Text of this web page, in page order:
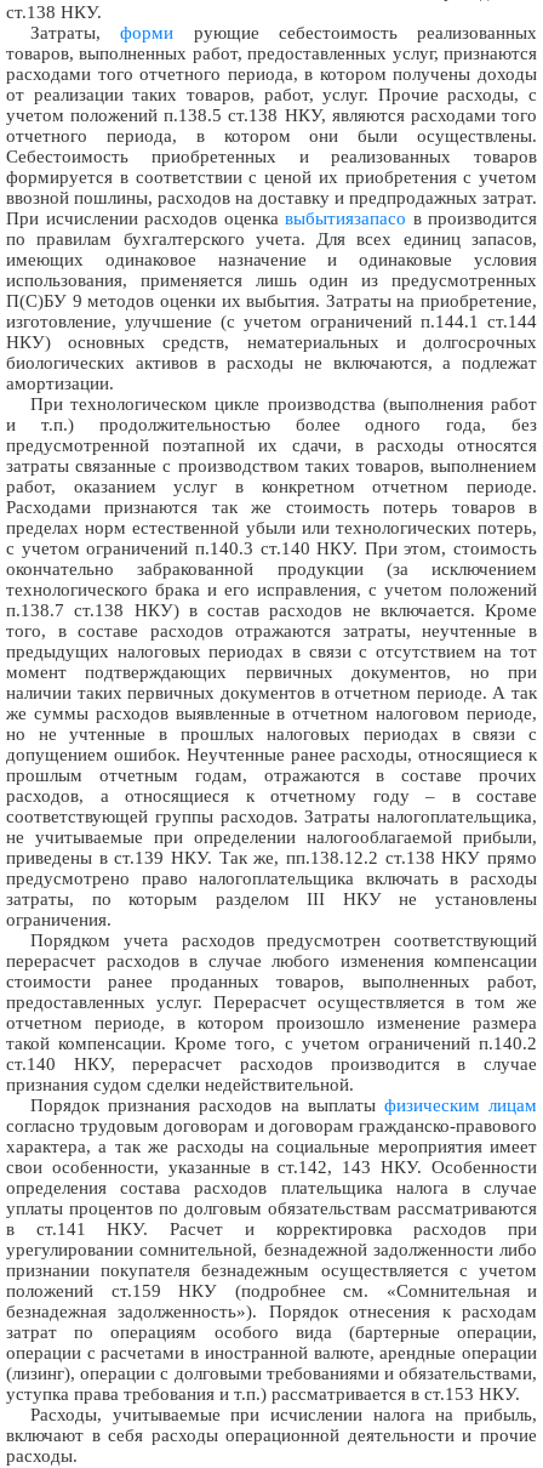
ст.138 НКУ.
Затраты,форми рующие себестоимость реализованных
товаров, выполненных работ, предоставленных услуг, признаются
расходами того отчетного периода, в котором получены доходы
от реализации таких товаров, работ, услуг. Прочие расходы, с
учетом положений п.138.5 ст.138 НКУ, являются расходами того
отчетного периода, в котором они были осуществлены.
Себестоимость приобретенных и реализованных товаров
формируется в соответствии с ценой их приобретения с учетом
ввозной пошлины, расходов на доставку и предпродажных затрат.
При исчислении расходов оценка выбытиязапасо в производится
по правилам бухгалтерского учета. Для всех единиц запасов,
имеющих одинаковое назначение и одинаковые условия
использования, применяется лишь один из предусмотренных
П(С)БУ 9 методов оценки их выбытия. Затраты на приобретение,
изготовление, улучшение (с учетом ограничений п.144.1 ст.144
НКУ) основных средств, нематериальных и долгосрочных
биологических активов в расходы не включаются, а подлежат
амортизации.
При технологическом цикле производства (выполнения работ
и т.п.) продолжительностью более одного года, без
предусмотренной поэтапной их сдачи, в расходы относятся
затраты связанные с производством таких товаров, выполнением
работ, оказанием услуг в конкретном отчетном периоде.
Расходами признаются так же стоимость потерь товаров в
пределах норм естественной убыли или технологических потерь,
с учетом ограничений п.140.3 ст.140 НКУ. При этом, стоимость
окончательно забракованной продукции (за исключением
технологического брака и его исправления, с учетом положений
п.138.7 ст.138 НКУ) в состав расходов не включается. Кроме
того, в составе расходов отражаются затраты, неучтенные в
предыдущих налоговых периодах в связи с отсутствием на тот
момент подтверждающих первичных документов, но при
наличии таких первичных документов в отчетном периоде. А так
же суммы расходов выявленные в отчетном налоговом периоде,
но не учтенные в прошлых налоговых периодах в связи с
допущением ошибок. Неучтенные ранее расходы, относящиеся к
прошлым отчетным годам, отражаются в составе прочих
расходов, а относящиеся к отчетному году – в составе
соответствующей группы расходов. Затраты налогоплательщика,
не учитываемые при определении налогооблагаемой прибыли,
приведены в ст.139 НКУ. Так же, пп.138.12.2 ст.138 НКУ прямо
предусмотрено право налогоплательщика включать в расходы
затраты, по которым разделом III НКУ не установлены
ограничения.
Порядком учета расходов предусмотрен соответствующий
перерасчет расходов в случае любого изменения компенсации
стоимости ранее проданных товаров, выполненных работ,
предоставленных услуг. Перерасчет осуществляется в том же
отчетном периоде, в котором произошло изменение размера
такой компенсации. Кроме того, с учетом ограничений п.140.2
ст.140 НКУ, перерасчет расходов производится в случае
признания судом сделки недействительной.
Порядок признания расходов на выплаты физическим лицам
согласно трудовым договорам и договорам гражданско-правового
характера, а так же расходы на социальные мероприятия имеет
свои особенности, указанные в ст.142, 143 НКУ. Особенности
определения состава расходов плательщика налога в случае
уплаты процентов по долговым обязательствам рассматриваются
в ст.141 НКУ. Расчет и корректировка расходов при
урегулировании сомнительной, безнадежной задолженности либо
признании покупателя безнадежным осуществляется с учетом
положений ст.159 НКУ (подробнее см. «Сомнительная и
безнадежная задолженность»). Порядок отнесения к расходам
затрат по операциям особого вида (бартерные операции,
операции с расчетами в иностранной валюте, арендные операции
(лизинг), операции с долговыми требованиями и обязательствами,
уступка права требования и т.п.) рассматривается в ст.153 НКУ.
Расходы, учитываемые при исчислении налога на прибыль,
включают в себя расходы операционной деятельности и прочие
расходы.